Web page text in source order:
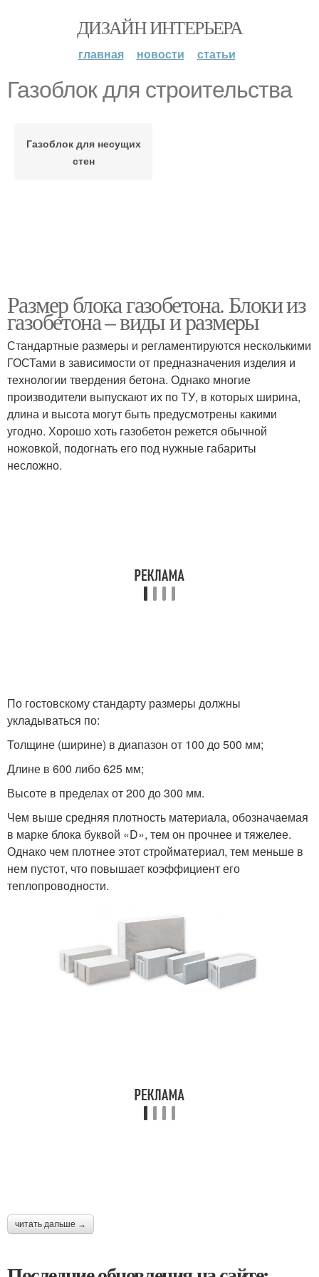
ДИЗАЙН ИНТЕРЬЕРА
главная новости статьи
Газоблок для строительства
Газоблок для несущих
стен
Размер блока газобетона. Блоки из
газобетона – виды и размеры
Стандартные размеры и регламентируются несколькими
ГОСТами в зависимости от предназначения изделия и
технологии твердения бетона. Однако многие
производители выпускают их по ТУ, в которых ширина,
длина и высота могут быть предусмотрены какими
угодно. Хорошо хоть газобетон режется обычной
ножовкой, подогнать его под нужные габариты
несложно.
По гостовскому стандарту размеры должны
укладываться по:
Толщине (ширине) в диапазон от 100 до 500 мм;
Длине в 600 либо 625 мм;
Высоте в пределах от 200 до 300 мм.
Чем выше средняя плотность материала, обозначаемая
в марке блока буквой «D», тем он прочнее и тяжелее.
Однако чем плотнее этот стройматериал, тем меньше в
нем пустот, что повышает коэффициент его
теплопроводности.
читать дальше →